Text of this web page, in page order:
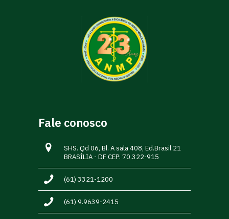
Fale conosco
SHS. Qd 06, Bl. A sala 408, Ed.Brasil 21
BRASÍLIA - DF CEP: 70.322-915
(61) 3321-1200
(61) 9.9639-2415